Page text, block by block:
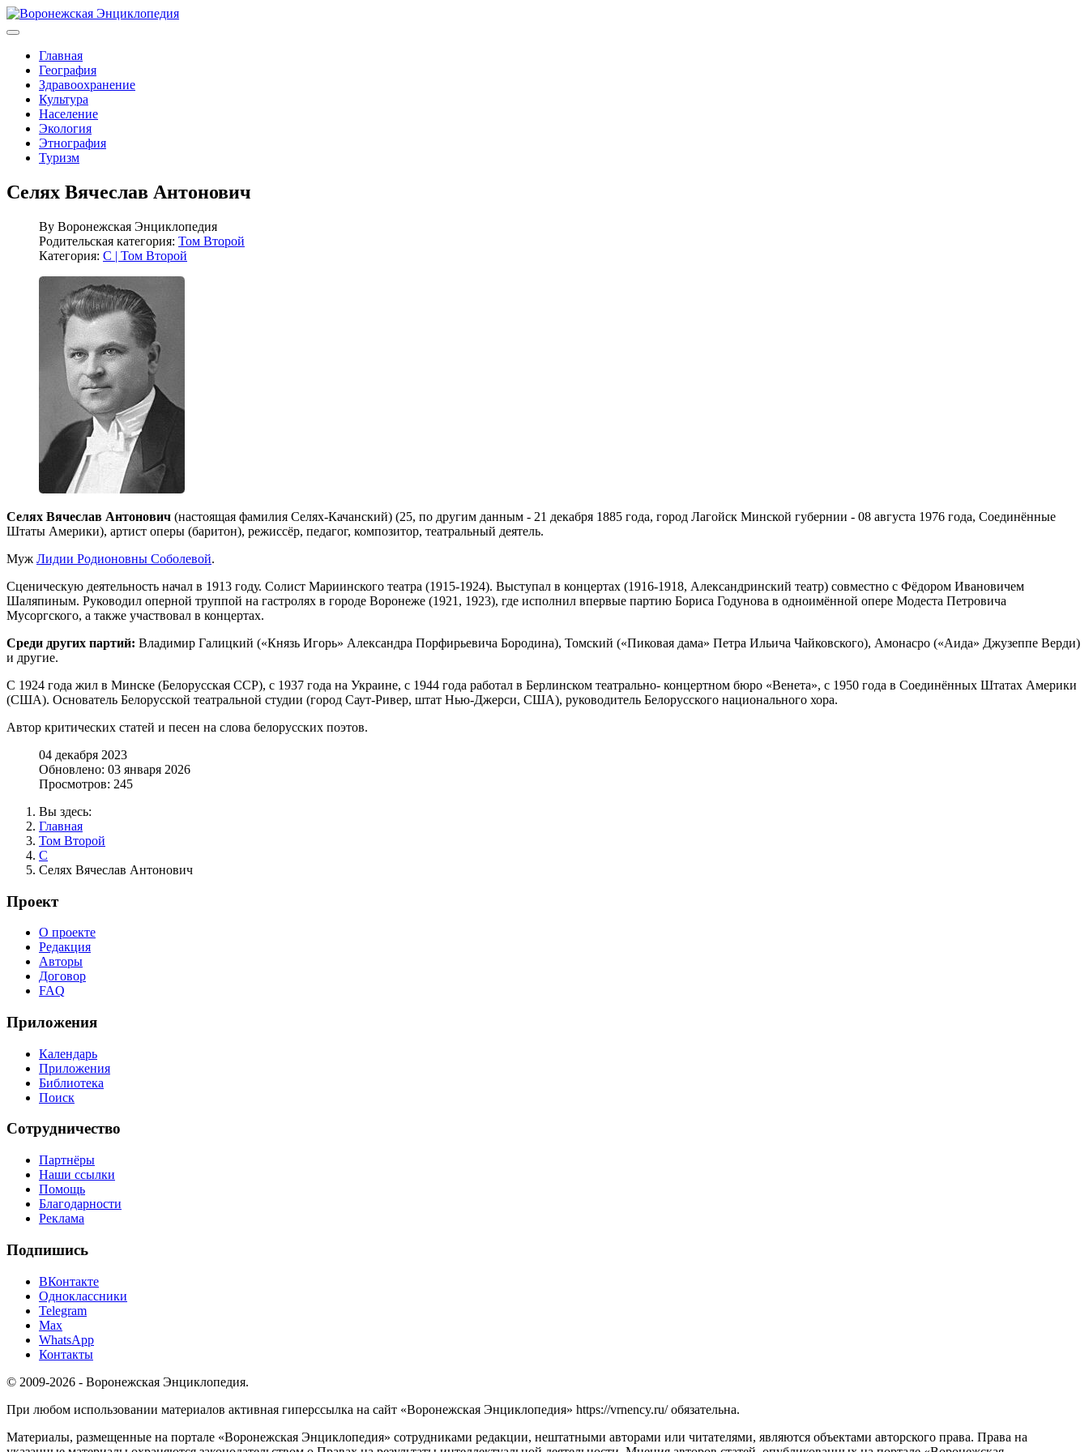
Главная
География
Здравоохранение
Культура
Население
Экология
Этнография
Туризм
Селях Вячеслав Антонович
By Воронежская Энциклопедия
Родительская категория: Том Второй
Категория: С | Том Второй
Селях Вячеслав Антонович (настоящая фамилия Селях-Качанский) (25, по другим данным - 21 декабря 1885 года, город Лагойск Минской губернии - 08 августа 1976 года, Соединённые
Штаты Америки), артист оперы (баритон), режиссёр, педагог, композитор, театральный деятель.
Муж Лидии Родионовны Соболевой.
Сценическую деятельность начал в 1913 году. Солист Мариинского театра (1915-1924). Выступал в концертах (1916-1918, Александринский театр) совместно с Фёдором Ивановичем
Шаляпиным. Руководил оперной труппой на гастролях в городе Воронеже (1921, 1923), где исполнил впервые партию Бориса Годунова в одноимённой опере Модеста Петровича
Мусоргского, а также участвовал в концертах.
Среди других партий: Владимир Галицкий («Князь Игорь» Александра Порфирьевича Бородина), Томский («Пиковая дама» Петра Ильича Чайковского), Амонасро («Аида» Джузеппе Верди)
и другие.
С 1924 года жил в Минске (Белорусская ССР), с 1937 года на Украине, с 1944 года работал в Берлинском театрально- концертном бюро «Венета», с 1950 года в Соединённых Штатах Америки
(США). Основатель Белорусской театральной студии (город Саут-Ривер, штат Нью-Джерси, США), руководитель Белорусского национального хора.
Автор критических статей и песен на слова белорусских поэтов.
04 декабря 2023
Обновлено: 03 января 2026
Просмотров: 245
Вы здесь:
Главная
Том Второй
С
Селях Вячеслав Антонович
Проект
О проекте
Редакция
Авторы
Договор
FAQ
Приложения
Календарь
Приложения
Библиотека
Поиск
Сотрудничество
Партнёры
Наши ссылки
Помощь
Благодарности
Реклама
Подпишись
ВКонтакте
Одноклассники
Telegram
Max
WhatsApp
Контакты
© 2009-2026 - Воронежская Энциклопедия.
При любом использовании материалов активная гиперссылка на сайт «Воронежская Энциклопедия» https://vrnency.ru/ обязательна.
Материалы, размещенные на портале «Воронежская Энциклопедия» сотрудниками редакции, нештатными авторами или читателями, являются объектами авторского права. Права на